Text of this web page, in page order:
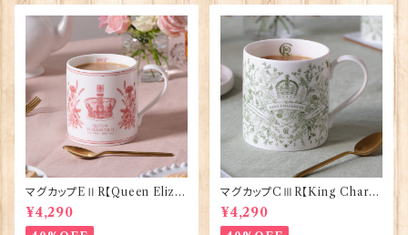
マグカップEⅡR【Queen Eliza
bethⅡ Commemorative】Vi
ctoria Eggs 50126
¥4,290
マグカップCⅢR【King Charle
sⅢ Coronation】Victoria E
ggs 50127
¥4,290